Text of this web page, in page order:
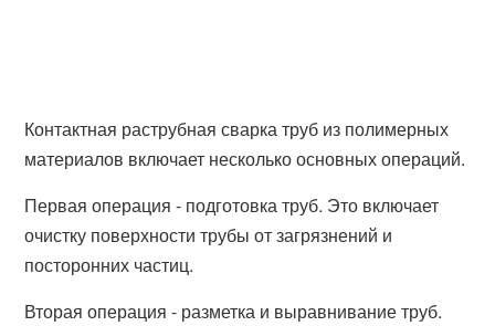
Контактная раструбная сварка труб из полимерных
материалов включает несколько основных операций.
Первая операция - подготовка труб. Это включает
очистку поверхности трубы от загрязнений и
посторонних частиц.
Вторая операция - разметка и выравнивание труб.